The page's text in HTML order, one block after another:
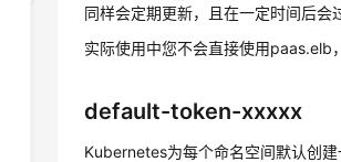
同样会定期更新，且在一定时间后会
实际使用中您不会直接使用paas.elb
default-token-xxxxx
Kubernetes为每个命名空间默认创